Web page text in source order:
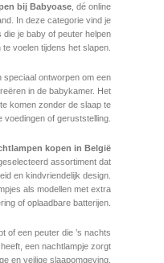
bij Babyoase, dé online
In deze categorie vind je
je baby of peuter helpen
voelen tijdens het slapen.
speciaal ontworpen om een
in de babykamer. Het
komen zonder de slaap te
voedingen of geruststelling.
kopen in België
assortiment dat
en kindvriendelijk design.
als modellen met extra
of oplaadbare batterijen.
of een peuter die ’s nachts
een nachtlampje zorgt
en veilige slaapomgeving.